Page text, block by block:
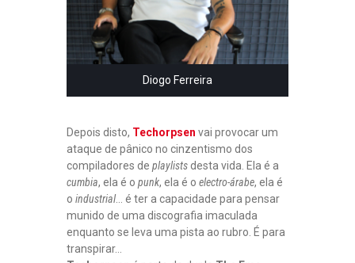
Diogo Ferreira
Depois disto, Techorpsen vai provocar um
ataque de pânico no cinzentismo dos
compiladores de playlists desta vida. Ela é a
cumbia, ela é o punk, ela é o electro-árabe, ela é
o industrial… é ter a capacidade para pensar
munido de uma discografia imaculada
enquanto se leva uma pista ao rubro. É para
transpirar…